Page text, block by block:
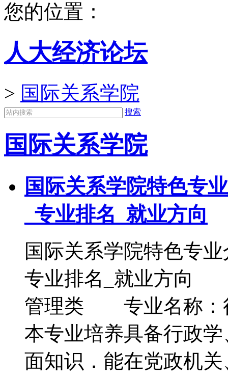
您的位置：
人大经济论坛
> 国际关系学院
搜索
国际关系学院
国际关系学院特色专
_专业排名_就业方向
国际关系学院特色专
专业排名_就业方
管理类 专业名称：
本专业培养具备行政
面知识．能在党政机